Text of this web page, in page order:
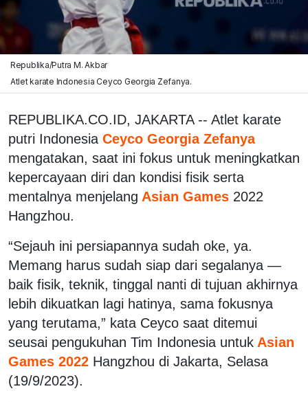
Republika/Putra M. Akbar
Atlet karate Indonesia Ceyco Georgia Zefanya.
REPUBLIKA.CO.ID, JAKARTA -- Atlet karate
putri Indonesia Ceyco Georgia Zefanya
mengatakan, saat ini fokus untuk meningkatkan
kepercayaan diri dan kondisi fisik serta
mentalnya menjelang Asian Games 2022
Hangzhou.
“Sejauh ini persiapannya sudah oke, ya.
Memang harus sudah siap dari segalanya —
baik fisik, teknik, tinggal nanti di tujuan akhirnya
lebih dikuatkan lagi hatinya, sama fokusnya
yang terutama,” kata Ceyco saat ditemui
seusai pengukuhan Tim Indonesia untuk Asian
Games 2022 Hangzhou di Jakarta, Selasa
(19/9/2023).